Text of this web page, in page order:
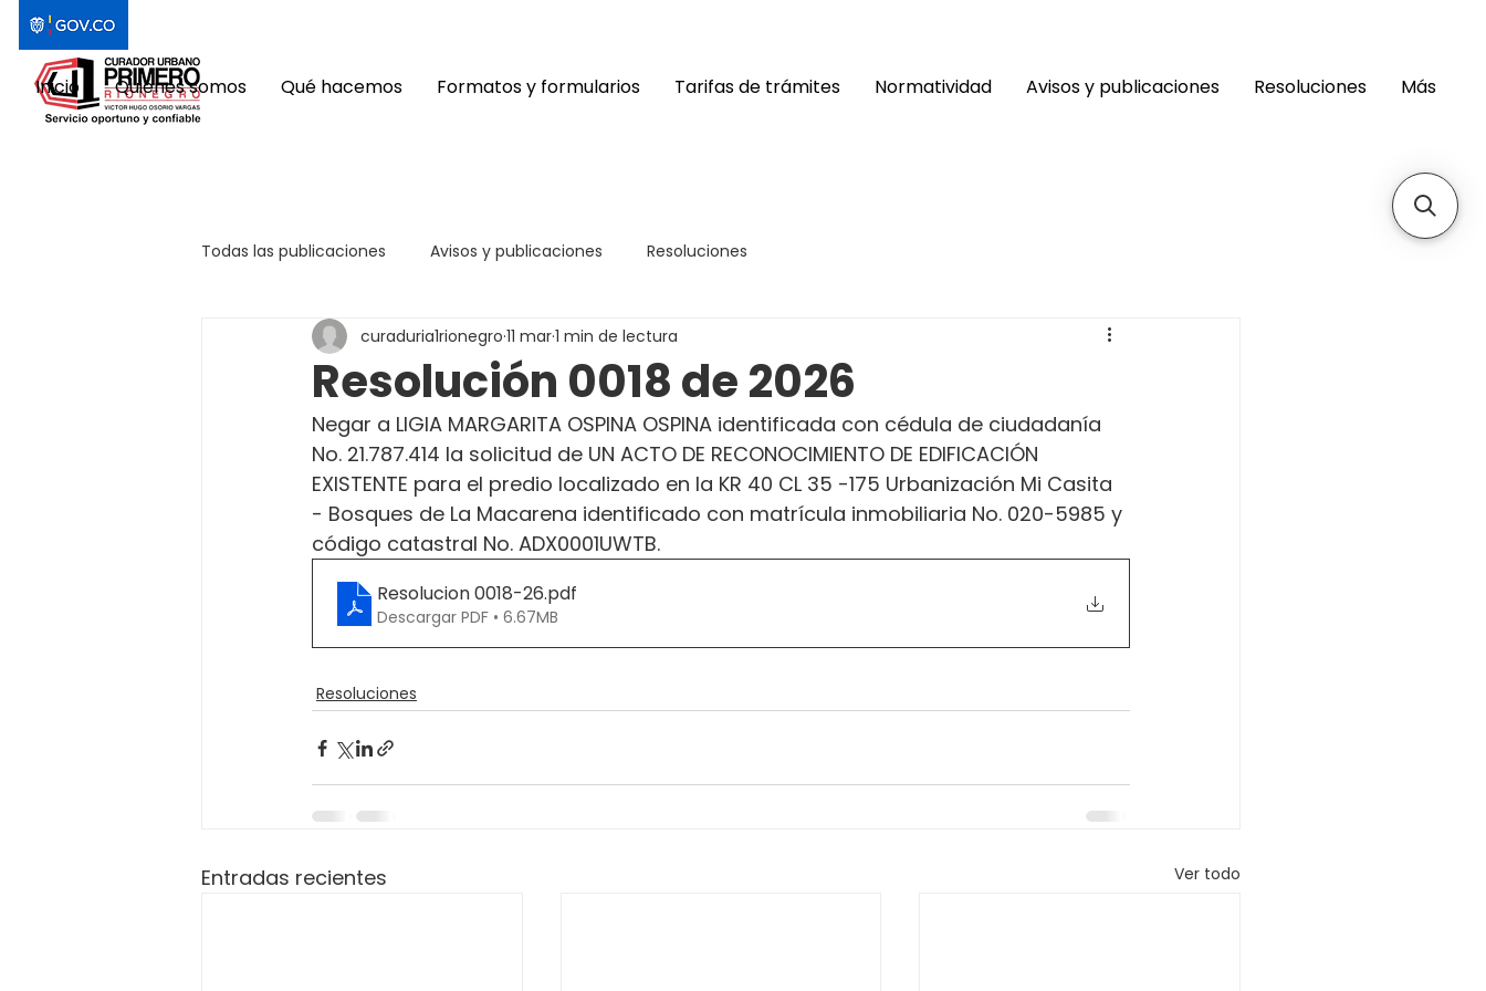
Inicio Quiénes somos Qué hacemos Formatos y formularios Tarifas de trámites Normatividad Avisos y publicaciones Resoluciones Más
Todas las publicaciones Avisos y publicaciones Resoluciones
Resolución 0018 de 2026
curaduria1rionegro 11 mar1 min de lectura
Negar a LIGIA MARGARITA OSPINA OSPINA identificada con cédula de ciudadanía
No. 21.787.414 la solicitud de UN ACTO DE RECONOCIMIENTO DE EDIFICACIÓN
EXISTENTE para el predio localizado en la KR 40 CL 35 -175 Urbanización Mi Casita
- Bosques de La Macarena identificado con matrícula inmobiliaria No. 020-5985 y
código catastral No. ADX0001UWTB.
Resolucion 0018-26.pdf
Descargar PDF • 6.67MB
Resoluciones
Entradas recientes Ver todo